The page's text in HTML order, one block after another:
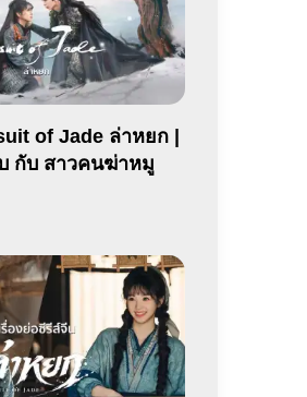
of Jade ล่าหยก |
กับ สาวคนฆ่าหมู